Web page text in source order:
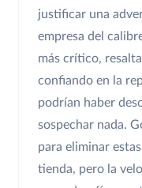
justificar una
empresa del
más crítico,
confiando en la
podrían haber
sospechar nada.
para eliminar
tienda, pero la